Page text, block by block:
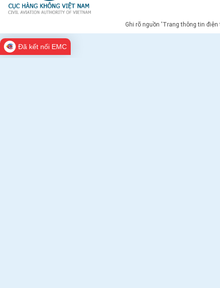
Ghi rõ nguồn 'Trang thông tin
Đã kết nối EMC